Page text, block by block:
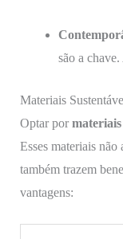
são a
Materiais
Optar por materiais
Esses materiais não
também trazem
vantagens: